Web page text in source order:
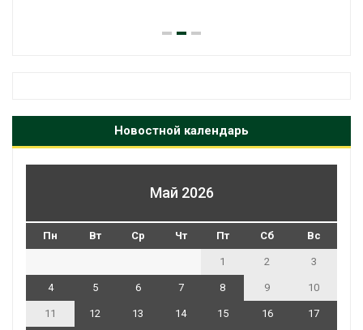
Новостной календарь
Май 2026
Пн Вт Ср Чт Пт Сб Вс
1 2 3
4 5 6 7 8 9 10
11 12 13 14 15 16 17